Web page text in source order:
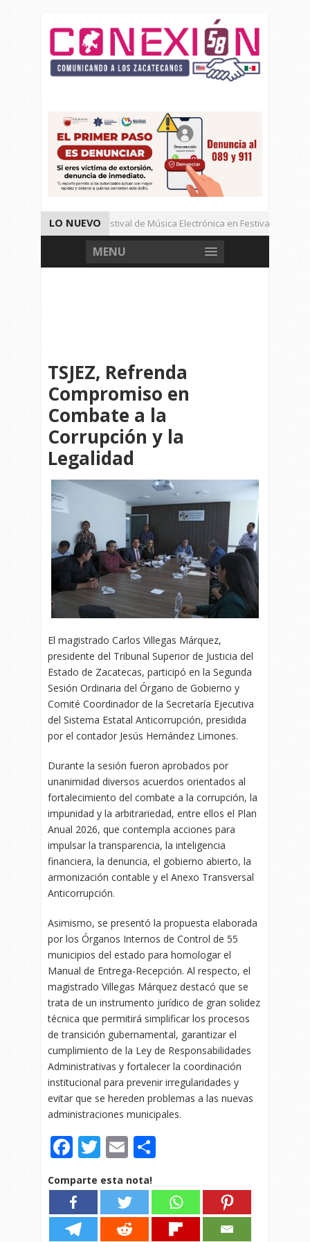
LO NUEVO
Gran Festival de Música Electrónica en Festival Cultural
Inicia SICT Construcción de Centros de México Imparable.
MENU
TSJEZ, Refrenda
Compromiso en
Combate a la
Corrupción y la
Legalidad
El magistrado Carlos Villegas Márquez,
presidente del Tribunal Superior de Justicia del
Estado de Zacatecas, participó en la Segunda
Sesión Ordinaria del Órgano de Gobierno y
Comité Coordinador de la Secretaría Ejecutiva
del Sistema Estatal Anticorrupción, presidida
por el contador Jesús Hernández Limones.
Durante la sesión fueron aprobados por
unanimidad diversos acuerdos orientados al
fortalecimiento del combate a la corrupción, la
impunidad y la arbitrariedad, entre ellos el Plan
Anual 2026, que contempla acciones para
impulsar la transparencia, la inteligencia
financiera, la denuncia, el gobierno abierto, la
armonización contable y el Anexo Transversal
Anticorrupción.
Asimismo, se presentó la propuesta elaborada
por los Órganos Internos de Control de 55
municipios del estado para homologar el
Manual de Entrega-Recepción. Al respecto, el
magistrado Villegas Márquez destacó que se
trata de un instrumento jurídico de gran solidez
técnica que permitirá simplificar los procesos
de transición gubernamental, garantizar el
cumplimiento de la Ley de Responsabilidades
Administrativas y fortalecer la coordinación
institucional para prevenir irregularidades y
evitar que se hereden problemas a las nuevas
administraciones municipales.
Facebook
Twitter
Email
Comparte esta nota!